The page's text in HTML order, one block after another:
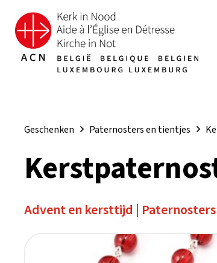
Geschenken Paternosters en tientjes
Advent en kersttijd |